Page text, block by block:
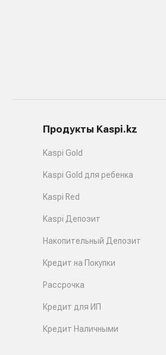
Продукты Kaspi.kz
Kaspi Gold
Kaspi Gold для ребенка
Kaspi Red
Kaspi Депозит
Накопительный Депозит
Кредит на Покупки
Рассрочка
Кредит для ИП
Кредит Наличными